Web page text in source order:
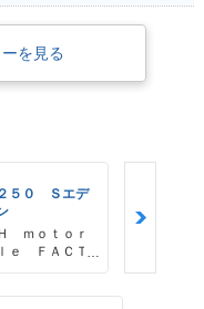
を見る
５０ Ｓエデ
ｍｏｔｏｒ
ｅ ＦＡＣＴ